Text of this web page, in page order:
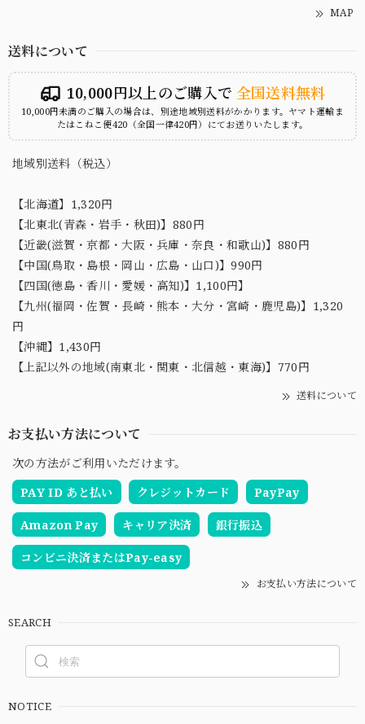
MAP
送料について
10,000円以上のご購入で 全国送料無料
10,000円未満のご購入の場合は、別途地域別送料がかかります。ヤマト運輸ま
たはこねこ便420（全国一律420円）にてお送りいたします。
地域別送料（税込）
【北海道】1,320円
【北東北(青森・岩手・秋田)】880円
【近畿(滋賀・京都・大阪・兵庫・奈良・和歌山)】880円
【中国(鳥取・島根・岡山・広島・山口)】990円
【四国(徳島・香川・愛媛・高知)】1,100円】
【九州(福岡・佐賀・長崎・熊本・大分・宮崎・鹿児島)】1,320
円
【沖縄】1,430円
【上記以外の地域(南東北・関東・北信越・東海)】770円
送料について
お支払い方法について
次の方法がご利用いただけます。
PAY ID あと払い
クレジットカード PayPay
Amazon Pay キャリア決済 銀行振込
コンビニ決済またはPay-easy
お支払い方法について
SEARCH
NOTICE